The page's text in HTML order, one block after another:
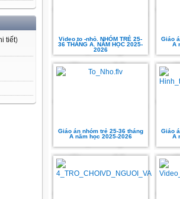
tiết)
Video to -nhỏ. NHÓM TRẺ 25-
36 THÁNG A. NĂM HỌC 2025-
2026
Giáo
A
Giáo án nhóm trẻ 25-36 tháng
A năm học 2025-2026
Giáo
A